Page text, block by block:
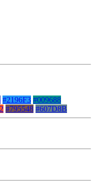
#2196F3 #009688
#795548 #607D8B